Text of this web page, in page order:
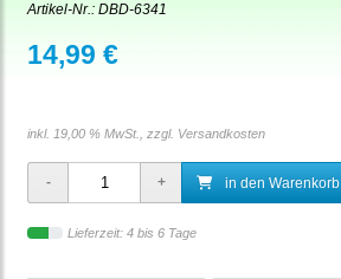
Artikel-Nr.: DBD-6341
14,99 €
inkl. 19,00 % MwSt., zzgl. Versandkosten
in den Warenkorb
Lieferzeit: 4 bis 6 Tage